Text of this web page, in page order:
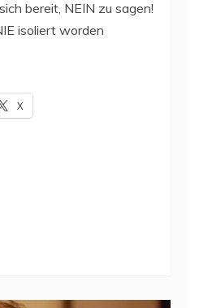
bereit, NEIN zu sagen!
isoliert worden
X